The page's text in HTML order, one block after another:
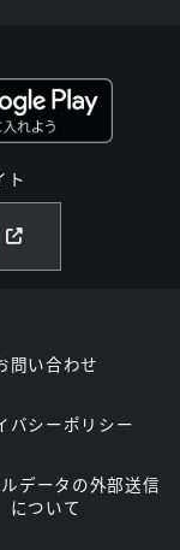
ト
問い合わせ
バシーポリシー
データの外部送信
について